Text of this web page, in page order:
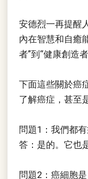
安德烈一再提醒
內在智慧和自癒
者”到“健康創造者
下面這些關於癌
了解癌症，甚至
問題1：我們都
答：是的。它也
問題2：癌細胞